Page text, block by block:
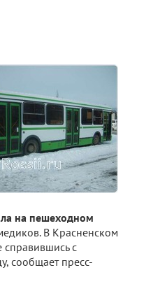
на пешеходном
В Красненском
справившись с
сообщает пресс-